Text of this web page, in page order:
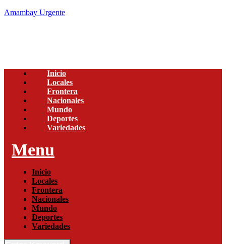
Amambay Urgente
Inicio
Locales
Frontera
Nacionales
Mundo
Deportes
Variedades
Menu
Inicio
Locales
Frontera
Nacionales
Mundo
Deportes
Variedades